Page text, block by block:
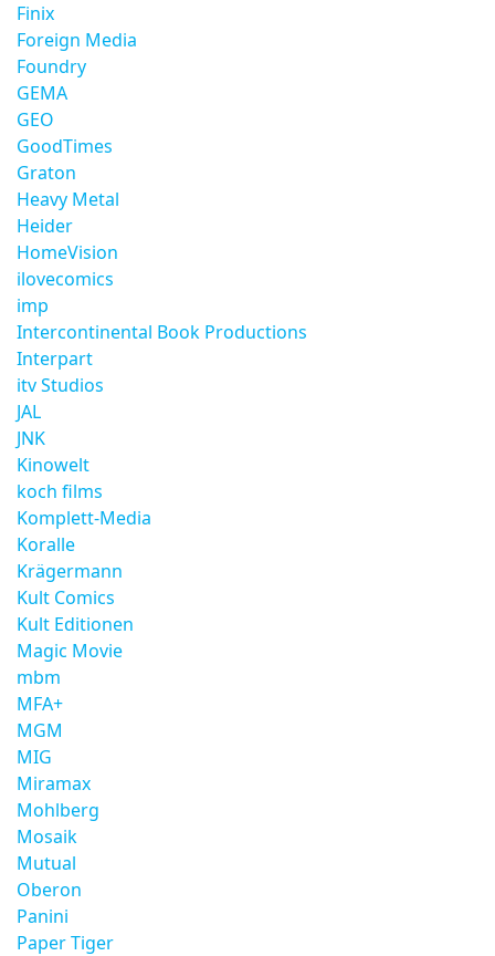
Finix
Foreign Media
Foundry
GEMA
GEO
GoodTimes
Graton
Heavy Metal
Heider
HomeVision
ilovecomics
imp
Intercontinental Book Productions
Interpart
itv Studios
JAL
JNK
Kinowelt
koch films
Komplett-Media
Koralle
Krägermann
Kult Comics
Kult Editionen
Magic Movie
mbm
MFA+
MGM
MIG
Miramax
Mohlberg
Mosaik
Mutual
Oberon
Panini
Paper Tiger